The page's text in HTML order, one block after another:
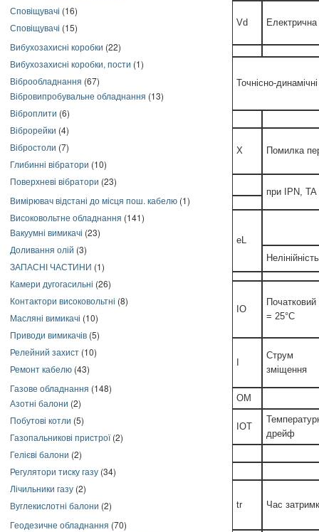
Сповіщувачі (16)
Сповіщувачі (15)
Вибухозахисні коробки (22)
Вибухозахисні коробки, пости (1)
Віброобладнання (67)
Вібровипробувальне обладнання (13)
Віброплити (6)
Віброрейки (4)
Вібростоли (7)
Глибинні вібратори (10)
Поверхневі вібратори (23)
Вимірювач відстані до місця пош. кабелю (1)
Високовольтне обладнання (141)
Вакуумні вимикачі (23)
Доливання олій (3)
ЗАПАСНІ ЧАСТИНИ (1)
Камери дугогасильні (26)
Контактори високовольтні (8)
Масляні вимикачі (10)
Приводи вимикачів (5)
Релейний захист (10)
Ремонт кабелю (43)
Газове обладнання (148)
Азотні балони (2)
Побутові котли (5)
Газопальникові пристрої(2)
Гелієві балони (2)
Регулятори тиску газу (34)
Лічильники газу (2)
Вуглекислотні балони (2)
Геодезичне обладнання (70)
Vd Електрична
Точнісно-
X Помилка
при IPN, TA
eL
Нелінійність
IO
= 25°C
Струм
зміщення
OM
IOT
дрейф
tr Час